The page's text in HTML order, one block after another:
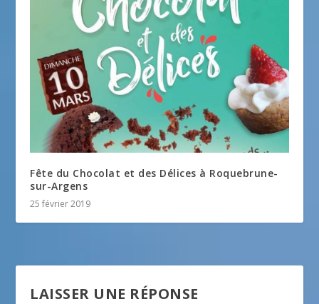
Fête du Chocolat et des Délices à Roquebrune-
sur-Argens
25 février 2019
LAISSER UNE RÉPONSE